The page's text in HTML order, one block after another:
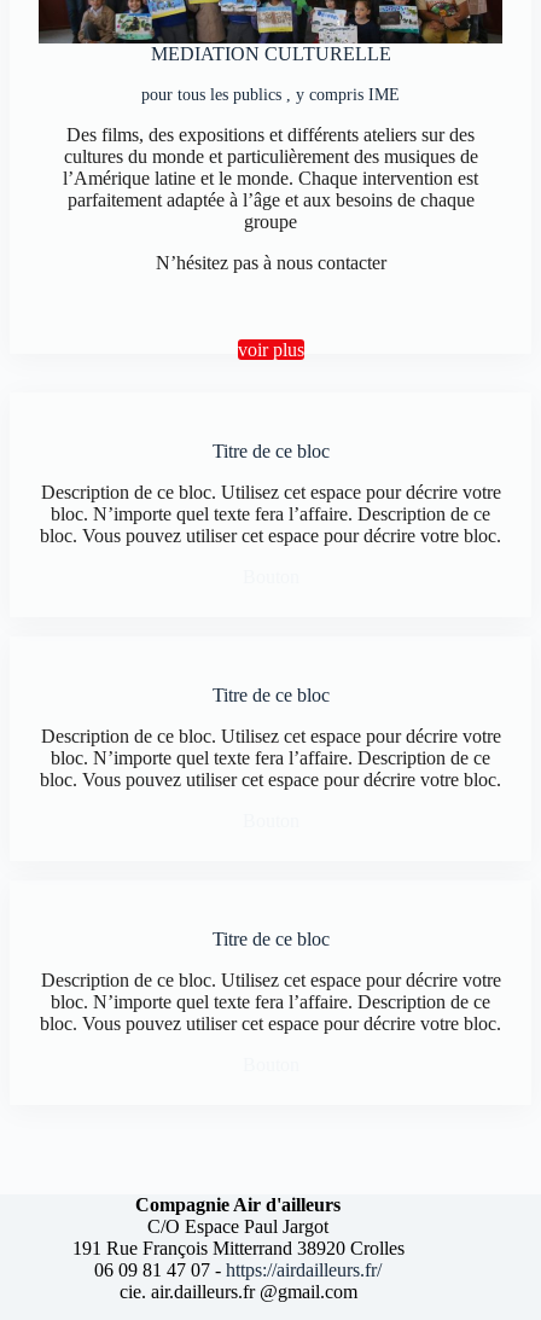
MEDIATION CULTURELLE
pour tous les publics , y compris IME
Des films, des expositions et différents ateliers sur des
cultures du monde et particulièrement des musiques de
l’Amérique latine et le monde. Chaque intervention est
parfaitement adaptée à l’âge et aux besoins de chaque
groupe
N’hésitez pas à nous contacter
voir plus
Titre de ce bloc
Description de ce bloc. Utilisez cet espace pour décrire votre
bloc. N’importe quel texte fera l’affaire. Description de ce
bloc. Vous pouvez utiliser cet espace pour décrire votre bloc.
Titre de ce bloc
Description de ce bloc. Utilisez cet espace pour décrire votre
bloc. N’importe quel texte fera l’affaire. Description de ce
bloc. Vous pouvez utiliser cet espace pour décrire votre bloc.
Titre de ce bloc
Description de ce bloc. Utilisez cet espace pour décrire votre
bloc. N’importe quel texte fera l’affaire. Description de ce
bloc. Vous pouvez utiliser cet espace pour décrire votre bloc.
Compagnie Air d'ailleurs
C/O Espace Paul Jargot
191 Rue François Mitterrand 38920 Crolles
06 09 81 47 07 -https://airdailleurs.fr/
cie. air.dailleurs.fr @gmail.com